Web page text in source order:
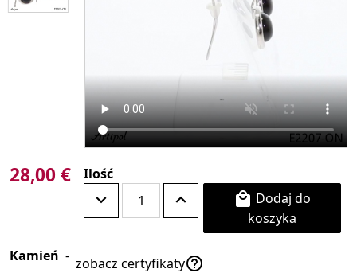
28,00 € Ilość

koszyka
Kamień - zobacz certyfikaty